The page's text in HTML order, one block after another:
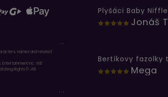
names and related
Inc. WB
Rights © JKR.
Plyšáci Baby
Jonáš
...
Mega
...